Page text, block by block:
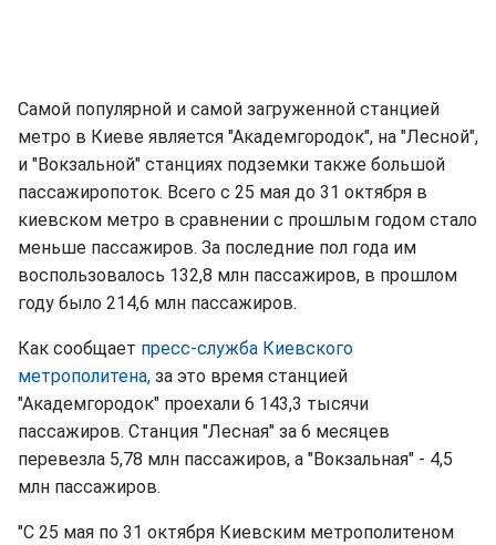
Самой популярной и самой загруженной станцией
метро в Киеве является "Академгородок", на "Лесной",
и "Вокзальной" станциях подземки также большой
пассажиропоток. Всего с 25 мая до 31 октября в
киевском метро в сравнении с прошлым годом стало
меньше пассажиров. За последние пол года им
воспользовалось 132,8 млн пассажиров, в прошлом
году было 214,6 млн пассажиров.
Как сообщает пресс-служба Киевского
метрополитена, за это время станцией
"Академгородок" проехали 6 143,3 тысячи
пассажиров. Станция "Лесная" за 6 месяцев
перевезла 5,78 млн пассажиров, а "Вокзальная" - 4,5
млн пассажиров.
"С 25 мая по 31 октября Киевским метрополитеном